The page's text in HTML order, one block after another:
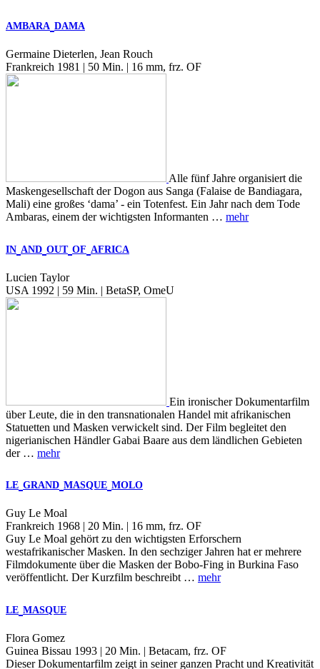
AMBARA DAMA
Germaine Dieterlen, Jean Rouch
Frankreich 1981 | 50 Min. | 16 mm, frz. OF
Alle fünf Jahre organisiert die
Maskengesellschaft der Dogon aus Sanga (Falaise de Bandiagara,
Mali) eine großes ‘dama’ - ein Totenfest. Ein Jahr nach dem Tode
Ambaras, einem der wichtigsten Informanten … mehr
IN AND OUT OF AFRICA
Lucien Taylor
USA 1992 | 59 Min. | BetaSP, OmeU
Ein ironischer Dokumentarfilm
über Leute, die in den transnationalen Handel mit afrikanischen
Statuetten und Masken verwickelt sind. Der Film begleitet den
nigerianischen Händler Gabai Baare aus dem ländlichen Gebieten
der … mehr
LE GRAND MASQUE MOLO
Guy Le Moal
Frankreich 1968 | 20 Min. | 16 mm, frz. OF
Guy Le Moal gehört zu den wichtigsten Erforschern
westafrikanischer Masken. In den sechziger Jahren hat er mehrere
Filmdokumente über die Masken der Bobo-Fing in Burkina Faso
veröffentlicht. Der Kurzfilm beschreibt … mehr
LE MASQUE
Flora Gomez
Guinea Bissau 1993 | 20 Min. | Betacam, frz. OF
Dieser Dokumentarfilm zeigt in seiner ganzen Pracht und Kreativität